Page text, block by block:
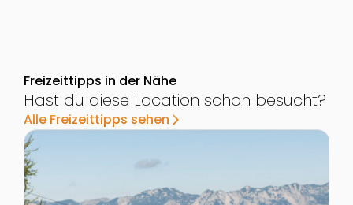
Freizeittipps in der Nähe
Hast du diese Location schon besucht?
Alle Freizeittipps sehen arrow_forward_ios
Zur Detailseite von Katrin Seilbahn Bad Ischl